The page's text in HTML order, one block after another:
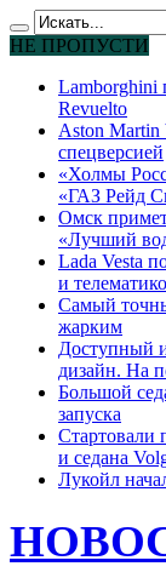
НЕ ПРОПУСТИ
Lamborghini
Revuelto
Aston Martin
спецверсией
«Холмы
«ГАЗ Рейд
Омск
«Лучший
Lada Vesta
и
Самый
жарким
Доступный
дизайн. На
Большой
запуска
Стартовали
и седана
Лукойл